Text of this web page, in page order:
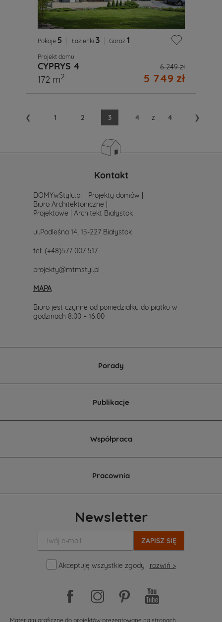
Pokoje 5 Łazienki 3 Garaż 1
Projekt domu
CYPRYS 4 6 249 zł
5 749 zł
172 m2
❮ 1 2 3 4 z 4 ❯
Kontakt
DOMYwStylu.pl - Projekty domów |
Biuro Architektoniczne |
Projektowe | Architekt Białystok
ul.Podleśna 14, 15-227 Białystok
tel: (+48)577 007 517
projekty@mtmstyl.pl
MAPA
Biuro jest czynne od poniedziałku do piątku w
godzinach 8:00 – 16:00
Porady
Publikacje
Współpraca
Pracownia
Newsletter
mail:
Akceptuję wszystkie zgody
rozwiń >
Materiały graficzne do projektów prezentowane na stronach